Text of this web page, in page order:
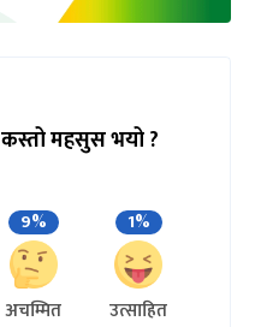
महसुस भयो ?
9%
अचम्मित
1%
उत्साहित